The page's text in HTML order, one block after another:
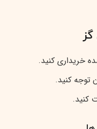
گز
خریداری کنید.
توجه کنید.
کنید.